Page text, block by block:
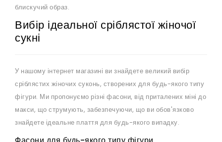
блискучий образ.
Вибір ідеальної сріблястої жіночої
сукні
У нашому інтернет магазині ви знайдете великий вибір
сріблястих жіночих суконь, створених для будь-якого типу
фігури. Ми пропонуємо різні фасони, від приталених міні до
макси, що струмують, забезпечуючи, що ви обов'язково
знайдете ідеальне плаття для будь-якого випадку.